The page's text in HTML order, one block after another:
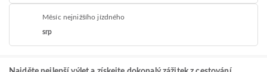
Měsíc nejnižšího jízdného
srp